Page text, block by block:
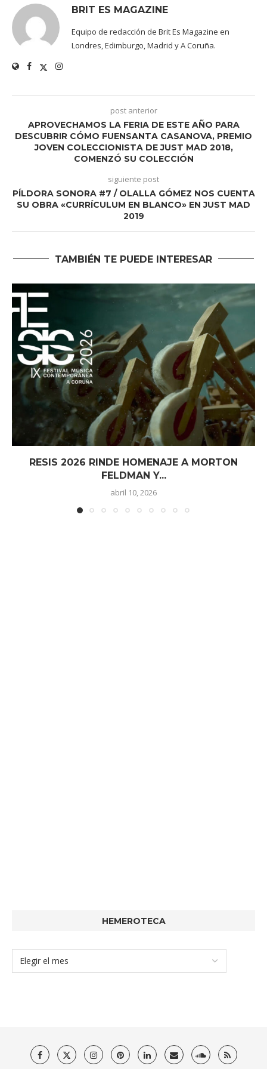
BRIT ES MAGAZINE
Equipo de redacción de Brit Es Magazine en
Londres, Edimburgo, Madrid y A Coruña.
post anterior
APROVECHAMOS LA FERIA DE ESTE AÑO PARA
DESCUBRIR CÓMO FUENSANTA CASANOVA, PREMIO
JOVEN COLECCIONISTA DE JUST MAD 2018,
COMENZÓ SU COLECCIÓN
siguiente post
PÍLDORA SONORA #7 / OLALLA GÓMEZ NOS CUENTA
SU OBRA «CURRÍCULUM EN BLANCO» EN JUST MAD
2019
TAMBIÉN TE PUEDE INTERESAR
RESIS 2026 RINDE HOMENAJE A MORTON
FELDMAN Y...
abril 10, 2026
HEMEROTECA